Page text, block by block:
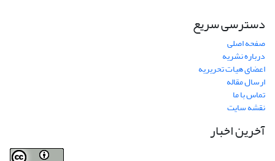
دسترسی سریع
صفحه اصلی
درباره نشریه
اعضای هیات تحریریه
ارسال مقاله
تماس با ما
نقشه سایت
آخرین اخبار